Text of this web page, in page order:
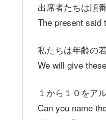
出席者たちは順
The present said
私たちは年齢の
We will give
１から１０をア
Can you name